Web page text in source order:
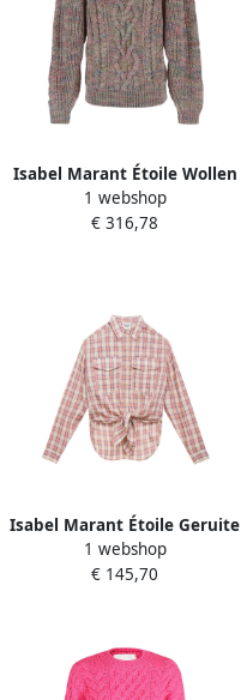
Isabel Marant Étoile Wollen
Trui Pink Dames
1 webshop
€ 316,78
Isabel Marant Étoile Geruite
Katoenen Knoopshirt Pink
Dames
1 webshop
€ 145,70